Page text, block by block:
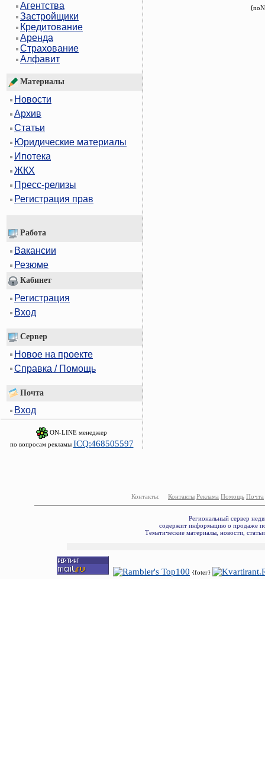
Агентства
Застройщики
Кредитование
Аренда
Страхование
Алфавит
Материалы
Новости
Архив
Статьи
Юридические материалы
Ипотека
ЖКХ
Пресс-релизы
Регистрация прав
Работа
Вакансии
Резюме
Кабинет
Регистрация
Вход
Сервер
Новое на проекте
Справка / Помощь
Почта
Вход
ON-LINE менеджер
по вопросам рекламы ICQ:468505597
Контакты: Контакты Реклама Помощь Почта
Региональный сервер
содержит информацию о продаже
Тематические материалы, новости,
{foter}